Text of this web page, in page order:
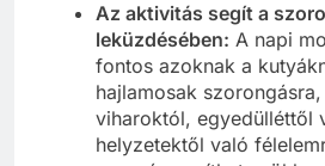
Az aktivitás segít a
leküzdésében: A napi
fontos azoknak a
hajlamosak
viharoktól, egyedülléttől
helyzetektől való